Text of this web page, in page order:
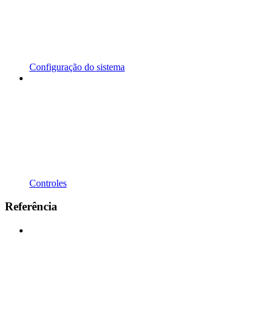
Configuração do sistema
Controles
Referência